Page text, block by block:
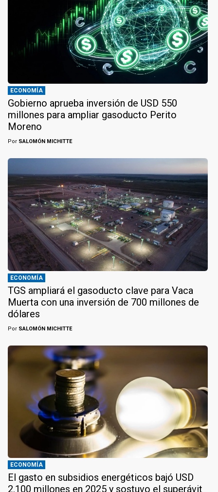
ECONOMÍA
Gobierno aprueba inversión de USD 550
millones para ampliar gasoducto Perito
Moreno
Por SALOMÓN MICHITTE
ECONOMÍA
TGS ampliará el gasoducto clave para Vaca
Muerta con una inversión de 700 millones de
dólares
Por SALOMÓN MICHITTE
ECONOMÍA
El gasto en subsidios energéticos bajó USD
2.100 millones en 2025 y sostuvo el superávit